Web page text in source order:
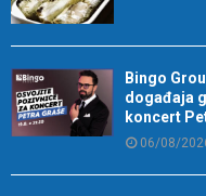
Bingo
događaja
koncert
06/08/